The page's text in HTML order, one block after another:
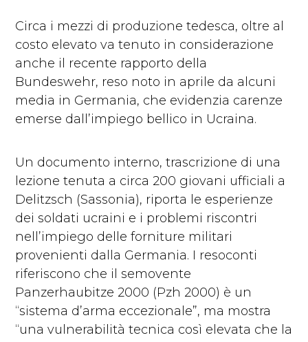
Circa i mezzi di produzione tedesca, oltre al
costo elevato va tenuto in considerazione
anche il recente rapporto della
Bundeswehr, reso noto in aprile da alcuni
media in Germania, che evidenzia carenze
emerse dall’impiego bellico in Ucraina.
Un documento interno, trascrizione di una
lezione tenuta a circa 200 giovani ufficiali a
Delitzsch (Sassonia), riporta le esperienze
dei soldati ucraini e i problemi riscontri
nell’impiego delle forniture militari
provenienti dalla Germania. I resoconti
riferiscono che il semovente
Panzerhaubitze 2000 (Pzh 2000) è un
“sistema d’arma eccezionale”, ma mostra
“una vulnerabilità tecnica così elevata che la